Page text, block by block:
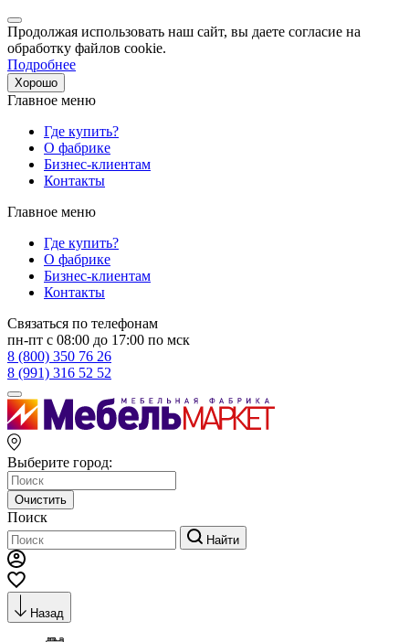
Продолжая использовать наш сайт, вы даете согласие на
обработку файлов cookie.
Подробнее
Хорошо
Главное меню
Где купить?
О фабрике
Бизнес-клиентам
Контакты
Главное меню
Где купить?
О фабрике
Бизнес-клиентам
Контакты
Связаться по телефонам
пн-пт с 08:00 до 17:00 по мск
8 (800) 350 76 26
8 (991) 316 52 52
Выберите город:
Очистить
Поиск
Найти
Назад